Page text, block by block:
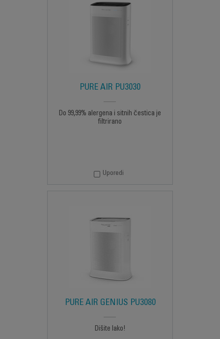
PURE AIR PU3030
Do 99,99% alergena i sitnih čestica je
filtrirano
Uporedi
PURE AIR GENIUS PU3080
Dišite lako!